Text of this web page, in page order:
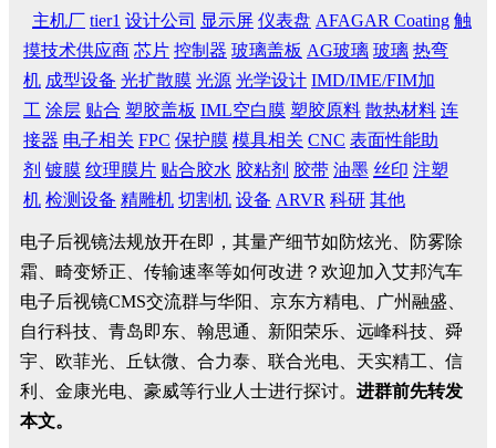
主机厂 tier1 设计公司 显示屏 仪表盘 AFAGAR Coating 触
摸技术供应商 芯片 控制器 玻璃盖板 AG玻璃 玻璃 热弯
机 成型设备 光扩散膜 光源 光学设计 IMD/IME/FIM加
工 涂层 贴合 塑胶盖板 IML空白膜 塑胶原料 散热材料 连
接器 电子相关 FPC 保护膜 模具相关 CNC 表面性能助
剂 镀膜 纹理膜片 贴合胶水 胶粘剂 胶带 油墨 丝印 注塑
机 检测设备 精雕机 切割机 设备 ARVR 科研 其他
电子后视镜法规放开在即，其量产细节如防炫光、防雾除
霜、畸变矫正、传输速率等如何改进？欢迎加入艾邦汽车
电子后视镜CMS交流群与华阳、京东方精电、广州融盛、
自行科技、青岛即东、翰思通、新阳荣乐、远峰科技、舜
宇、欧菲光、丘钛微、合力泰、联合光电、天实精工、信
利、金康光电、豪威等行业人士进行探讨。 进群前先转发
本文。